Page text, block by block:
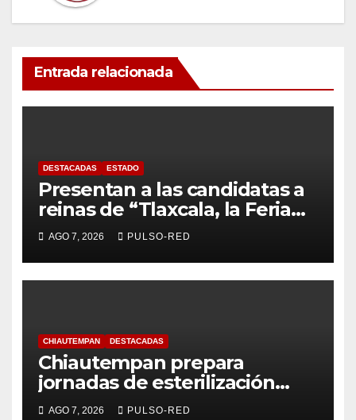
Entrada relacionada
DESTACADAS ESTADO
Presentan a las candidatas a
reinas de “Tlaxcala, la Feria
de Ferias 2026: La Flor
Tlaxcalteca”
AGO 7, 2026 PULSO-RED
CHIAUTEMPAN DESTACADAS
Chiautempan prepara
jornadas de esterilización
para perros y gatos
AGO 7, 2026 PULSO-RED